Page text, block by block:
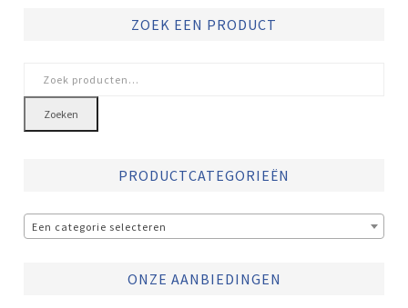
ZOEK EEN PRODUCT
naar:
Zoeken
PRODUCTCATEGORIEËN
Een categorie selecteren
ONZE AANBIEDINGEN